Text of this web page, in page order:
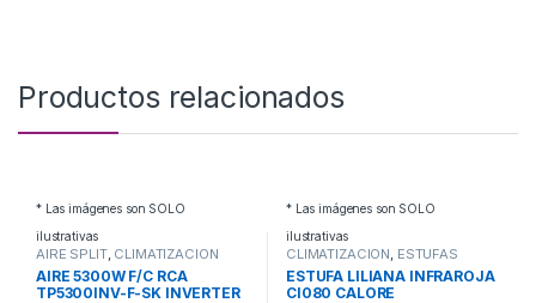
Productos relacionados
* Las imágenes son SOLO
ilustrativas
AIRE SPLIT, CLIMATIZACION
AIRE 5300W F/C RCA
TP5300INV-F-SK INVERTER
* Las imágenes son SOLO
ilustrativas
CLIMATIZACION, ESTUFAS
ELECTRICAS
ESTUFA LILIANA INFRAROJA
CI080 CALORE